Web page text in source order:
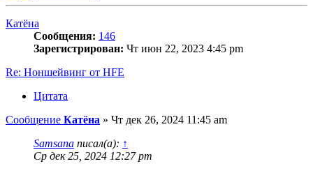
Катёна
Сообщения: 146
Зарегистрирован: Чт июн 22, 2023 4:45 pm
Re: Ноншейвинг от HFE
Цитата
Сообщение Катёна » Чт дек 26, 2024 11:45 am
Samsana писал(а): ↑
Ср дек 25, 2024 12:27 pm